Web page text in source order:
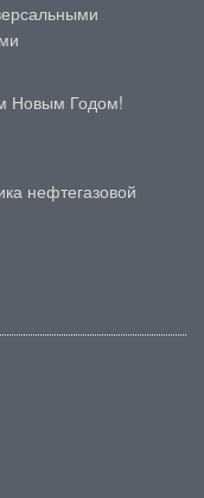
Новым Годом!
нефтегазовой